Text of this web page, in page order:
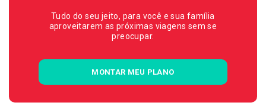
Tudo do seu jeito, para você e sua família
aproveitarem as próximas viagens sem se
preocupar.
MONTAR MEU PLANO